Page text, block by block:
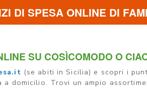
DI SPESA ONLINE DI
SU COSÌCOMODO O
(se abiti in Sicilia) e scopri i
domicilio. Trovi un ampio